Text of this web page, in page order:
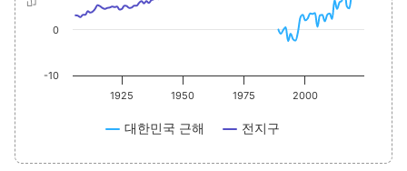
대한민국 근해 전지구
1925 1950 1975 2000
-10
0